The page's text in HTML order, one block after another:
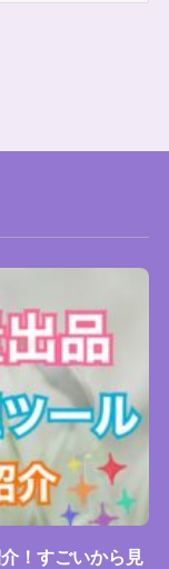
！すごいから見